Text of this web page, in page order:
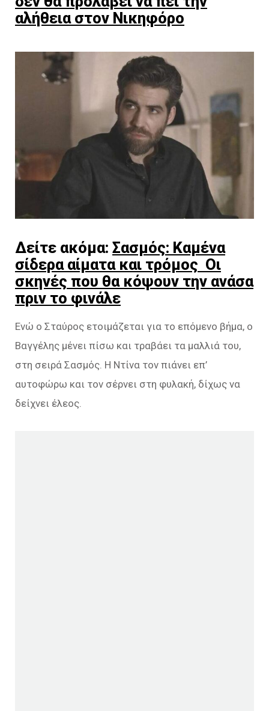
αλήθεια στον Νικηφόρο
Δείτε ακόμα: Σασμός: Καμένα
σίδερα αίματα και τρόμος Οι
σκηνές που θα κόψουν την ανάσα
πριν το φινάλε
Ενώ ο Σταύρος ετοιμάζεται για το επόμενο βήμα, ο
Βαγγέλης μένει πίσω και τραβάει τα μαλλιά του,
στη σειρά Σασμός. Η Ντίνα τον πιάνει επ’
αυτοφώρω και τον σέρνει στη φυλακή, δίχως να
δείχνει έλεος.